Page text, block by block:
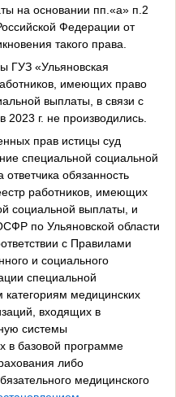
на основании пп.«а» п.2
Федерации от
такого права.
ГУЗ «Ульяновская
имеющих право
выплаты, в связи с
г. не производились.
прав истицы суд
специальной социальной
обязанность
работников, имеющих
социальной выплаты, и
по Ульяновской области
с Правилами
и социального
специальной
медицинских
входящих в
системы
в базовой программе
либо
медицинского